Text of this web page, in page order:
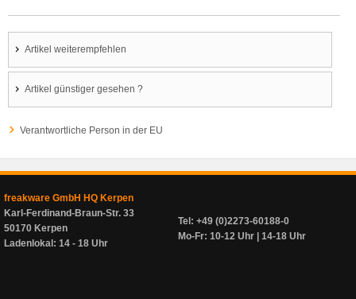
Artikel weiterempfehlen
Artikel günstiger gesehen ?
Verantwortliche Person in der EU
freakware GmbH HQ Kerpen
Karl-Ferdinand-Braun-Str. 33
50170 Kerpen
Ladenlokal: 14 - 18 Uhr
Tel: +49 (0)2273-60188-0
Mo-Fr: 10-12 Uhr | 14-18 Uhr